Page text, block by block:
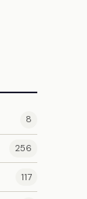
8
256
117